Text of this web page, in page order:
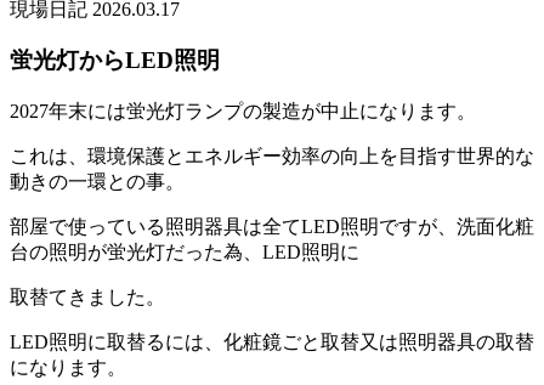
現場日記 2026.03.17
蛍光灯からLED照明
2027年末には蛍光灯ランプの製造が中止になります。
これは、環境保護とエネルギー効率の向上を目指す世界的な
動きの一環との事。
部屋で使っている照明器具は全てLED照明ですが、洗面化粧
台の照明が蛍光灯だった為、LED照明に
取替てきました。
LED照明に取替るには、化粧鏡ごと取替又は照明器具の取替
になります。